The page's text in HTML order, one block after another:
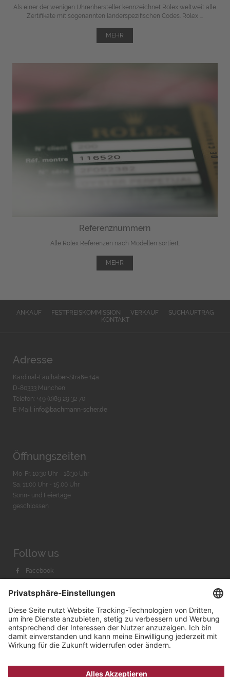
Als einer der wenigen Uhrenhersteller kennzeichnet Rolex weltweit alle
Zertifikate mit sogenannten länderspezifischen Codes. Rolex ...
MEHR
Referenznummern
Alle Rolex Referenzen nach Modellen sortiert.
MEHR
ANKAUF FESTPREISKOMMISSION VERKAUF
SUCHAUFTRAG
KONTAKT
Adresse
Kardinal-Faulhaber-Straße 14a
D-80333 München
Telefon: +49 (0)89 29 32 70
E-Mail: info@bachmann-scher.de
Öffnungszeiten
Mo-Fr. 10:30 Uhr - 18:30 Uhr
Sa. 11:00 Uhr - 15.00 Uhr
Sonn- und Feiertage
geschlossen
Follow us
Facebook
Youtube